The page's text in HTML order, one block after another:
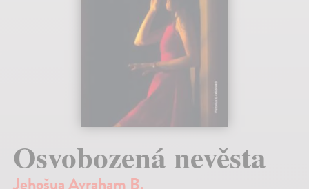
Osvobozená nevěsta